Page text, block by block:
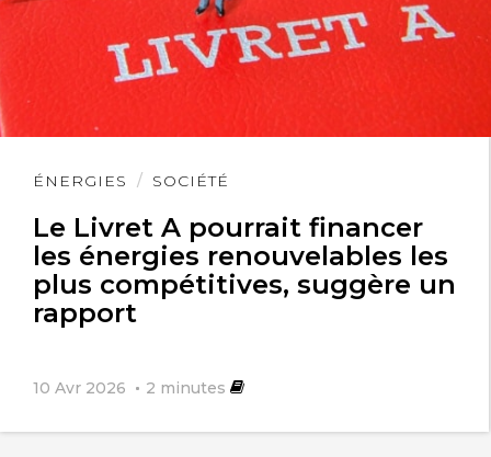
ÉNERGIES SOCIÉTÉ
Le Livret A pourrait financer
les énergies renouvelables les
plus compétitives, suggère un
rapport
10 Avr 2026 2 minutes
Lire